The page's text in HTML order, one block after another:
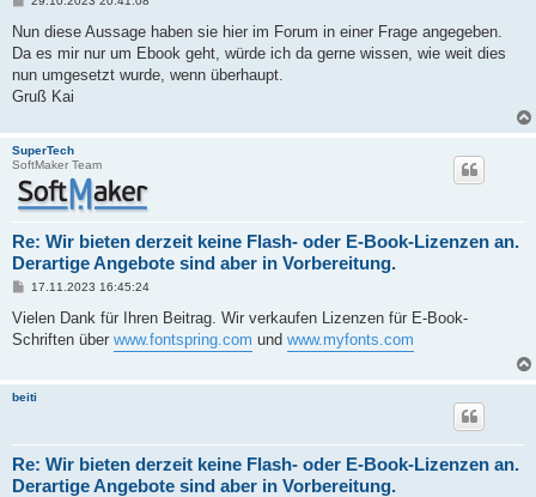
r
a
Nun diese Aussage haben sie hier im Forum in einer Frage angegeben.
Da es mir nur um Ebook geht, würde ich da gerne wissen, wie weit dies
nun umgesetzt wurde, wenn überhaupt.
Gruß Kai
SuperTech
SoftMaker Team
Re: Wir bieten derzeit keine Flash- oder E-Book-Lizenzen an.
Derartige Angebote sind aber in Vorbereitung.
B
i
r
17.11.2023 16:45:24
Vielen Dank für Ihren Beitrag. Wir verkaufen Lizenzen für E-Book-
Schriften über www.fontspring.com und www.myfonts.com
beiti
Re: Wir bieten derzeit keine Flash- oder E-Book-Lizenzen an.
Derartige Angebote sind aber in Vorbereitung.